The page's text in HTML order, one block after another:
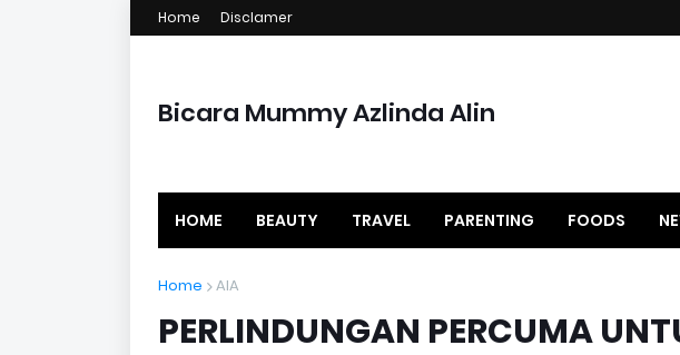
Home Disclamer
Bicara Mummy Azlinda Alin
HOME BEAUTY TRAVEL PARENTING FOODS
Home AIA
PERLINDUNGAN PERCUMA